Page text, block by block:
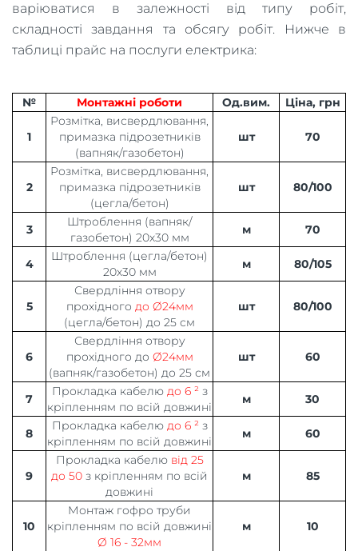
варіюватися в залежності від типу робіт,
складності завдання та обсягу робіт. Нижче в
таблиці прайс на послуги електрика:
№ Монтажні роботи Од.вим. Ціна, грн
1
Розмітка, висвердлювання,
примазка підрозетників
(вапняк/газобетон)
шт 70
2
Розмітка, висвердлювання,
примазка підрозетників
(цегла/бетон)
шт 80/100
3
Штроблення (вапняк/
газобетон) 20х30 мм
м 70
4
Штроблення (цегла/бетон)
20х30 мм
м 80/105
5
Свердління отвору
прохідного до Ø24мм
(цегла/бетон) до 25 см
шт 80/100
6
Свердління отвору
прохідного до Ø24мм
(вапняк/газобетон) до 25 см
шт 60
7
Прокладка кабелю до 6 ²з
кріпленням по всій довжині
м 30
8
Прокладка кабелю до 6 ²з
кріпленням по всій довжині
м 60
9
Прокладка кабелю від 25
до 50 з кріпленням по всій
довжині
м 85
10
Монтаж гофро труби
кріпленням по всій довжині
Ø 16 - 32мм
м 10